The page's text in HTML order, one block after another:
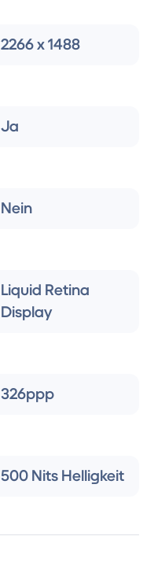
2266 x 1488
Ja
Nein
Liquid Retina
Display
326ppp
500 Nits Helligkeit